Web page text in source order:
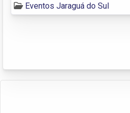
Eventos Jaraguá do Sul